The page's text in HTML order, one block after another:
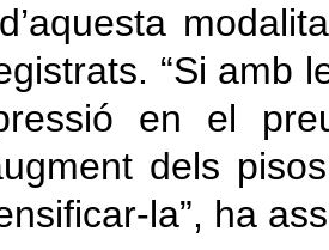
“Si amb
en el
dels
la”, ha